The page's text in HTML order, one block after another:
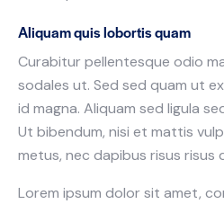
Aliquam quis lobortis quam
Curabitur pellentesque odio
sodales ut. Sed sed quam ut
id magna. Aliquam sed ligula
Ut bibendum, nisi et mattis
metus, nec dapibus risus risus
Lorem ipsum dolor sit amet,